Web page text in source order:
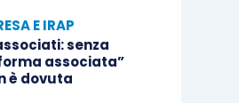
l’ammontare complessivo
agevolabili risulti inferiore al
di spesa, la
E IRAP
senza
associata”
è dovuta